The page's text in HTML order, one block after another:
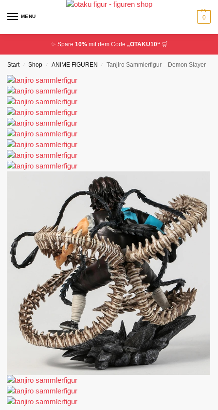
MENU 0
✨ Spare 10%mit dem Code „OTAKU10“ 🛒
Start / Shop / ANIME FIGUREN / Tanjiro Sammlerfigur – Demon Slayer